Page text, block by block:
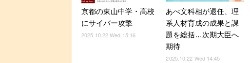
京都の東山中学・高校
にサイバー攻撃
2025.10.22 Wed 15:16
あべ文科相が退任、理
系人材育成の成果と課
題を総括…次期大臣へ
期待
2025.10.22 Wed 14:45